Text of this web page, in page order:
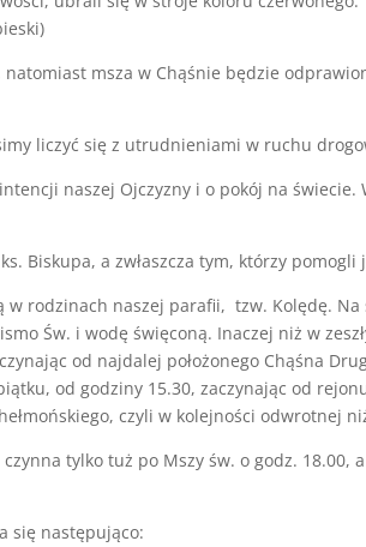
msza w Chąśnie będzie
liczyć się z utrudnieniami w ruchu
naszej Ojczyzny i o pokój na świecie.
Biskupa, a zwłaszcza tym, którzy pomogli
rodzinach naszej parafii, tzw. Kolędę. Na
Św. i wodę święconą. Inaczej niż w
od najdalej położonego Chąśna
od godziny 15.30, zaczynając od
czyli w kolejności odwrotnej
tylko tuż po Mszy św. o godz. 18.00,
się następująco: